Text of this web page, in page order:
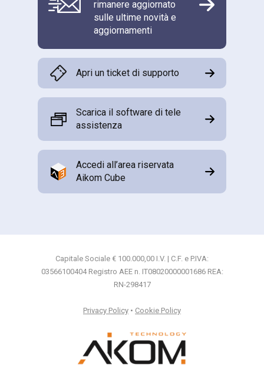
rimanere aggiornato
sulle ultime novità e
aggiornamenti
Apri un ticket di supporto
Scarica il software di tele
assistenza
Accedi all’area riservata
Aikom Cube
Capitale Sociale € 100.000,00 I.V. | C.F. e P.IVA:
03566100404 Registro AEE n. IT08020000001686 REA:
RN-298417
Privacy Policy • Cookie Policy